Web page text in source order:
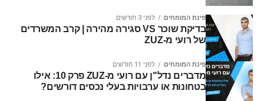
פינת המומחים לפני 3 חודשים
בדיקת שוכר VS סגירה מהירה | קרב המשרדים
של רועי מ-ZUZ
פינת המומחים לפני 11 חודשים
מדברים נדל"ן עם רועי מ-ZUZ פרק 10: אילו
בטחונות או ערבויות בעלי נכסים דורשים?